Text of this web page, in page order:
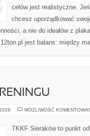
celów jest realistyczne.
chcesz uporządkować
a nie do ideałów z
jest balans: między
MOŻLIWOŚĆ
TKKF Sieraków to punkt